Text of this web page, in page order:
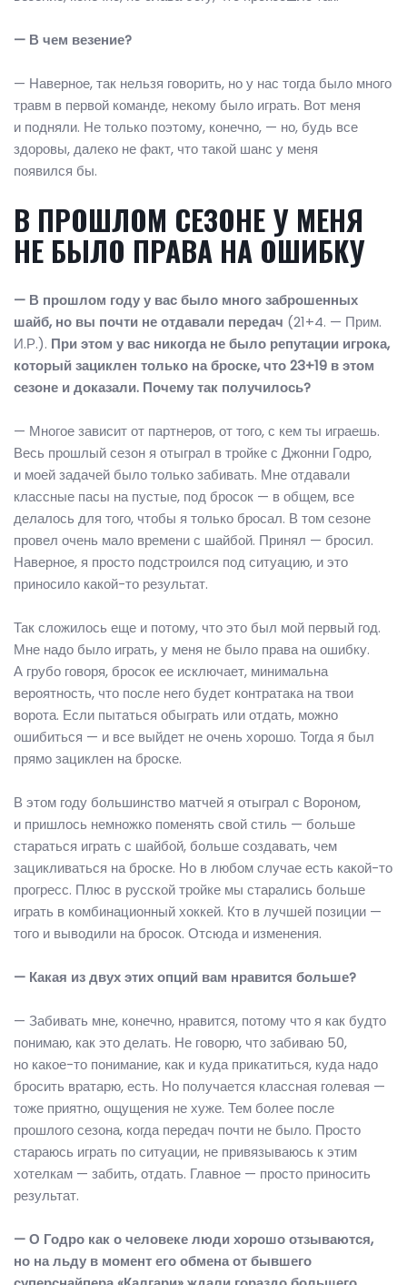
— В чем везение?
— Наверное, так нельзя говорить, но у нас тогда было много
травм в первой команде, некому было играть. Вот меня
и подняли. Не только поэтому, конечно, — но, будь все
здоровы, далеко не факт, что такой шанс у меня
появился бы.
В ПРОШЛОМ СЕЗОНЕ У МЕНЯ
НЕ БЫЛО ПРАВА НА ОШИБКУ
— В прошлом году у вас было много заброшенных
шайб, но вы почти не отдавали передач (21+4. — Прим.
И.Р.). При этом у вас никогда не было репутации игрока,
который зациклен только на броске, что 23+19 в этом
сезоне и доказали. Почему так получилось?
— Многое зависит от партнеров, от того, с кем ты играешь.
Весь прошлый сезон я отыграл в тройке с Джонни Годро,
и моей задачей было только забивать. Мне отдавали
классные пасы на пустые, под бросок — в общем, все
делалось для того, чтобы я только бросал. В том сезоне
провел очень мало времени с шайбой. Принял — бросил.
Наверное, я просто подстроился под ситуацию, и это
приносило какой-то результат.
Так сложилось еще и потому, что это был мой первый год.
Мне надо было играть, у меня не было права на ошибку.
А грубо говоря, бросок ее исключает, минимальна
вероятность, что после него будет контратака на твои
ворота. Если пытаться обыграть или отдать, можно
ошибиться — и все выйдет не очень хорошо. Тогда я был
прямо зациклен на броске.
В этом году большинство матчей я отыграл с Вороном,
и пришлось немножко поменять свой стиль — больше
стараться играть с шайбой, больше создавать, чем
зацикливаться на броске. Но в любом случае есть какой-то
прогресс. Плюс в русской тройке мы старались больше
играть в комбинационный хоккей. Кто в лучшей позиции —
того и выводили на бросок. Отсюда и изменения.
— Какая из двух этих опций вам нравится больше?
— Забивать мне, конечно, нравится, потому что я как будто
понимаю, как это делать. Не говорю, что забиваю 50,
но какое-то понимание, как и куда прикатиться, куда надо
бросить вратарю, есть. Но получается классная голевая —
тоже приятно, ощущения не хуже. Тем более после
прошлого сезона, когда передач почти не было. Просто
стараюсь играть по ситуации, не привязываюсь к этим
хотелкам — забить, отдать. Главное — просто приносить
результат.
— О Годро как о человеке люди хорошо отзываются,
но на льду в момент его обмена от бывшего